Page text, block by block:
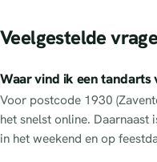
Veelgestelde
Waar vind ik een tandarts
Voor postcode 1930
het snelst online.
in het weekend en op